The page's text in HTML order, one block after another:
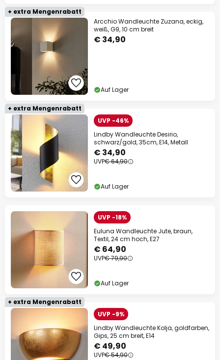
+ extra Mengenrabatt
Arcchio Wandleuchte Zuzana, eckig,
weiß, G9, 10 cm breit
€ 34,90
Auf Lager
+ extra Mengenrabatt
UVP -46%
Lindby Wandleuchte Desirio,
schwarz/gold, 35cm, E14, Metall
€ 34,90
UVP€ 64,90
Auf Lager
UVP -18%
Euluna Wandleuchte Jute, braun,
Textil, 24 cm hoch, E27
€ 64,90
UVP€ 79,90
Auf Lager
+ extra Mengenrabatt
UVP -9%
Lindby Wandleuchte Kolja, goldfarben,
Gips, 25 cm breit, E14
€ 49,90
UVP€ 54,90